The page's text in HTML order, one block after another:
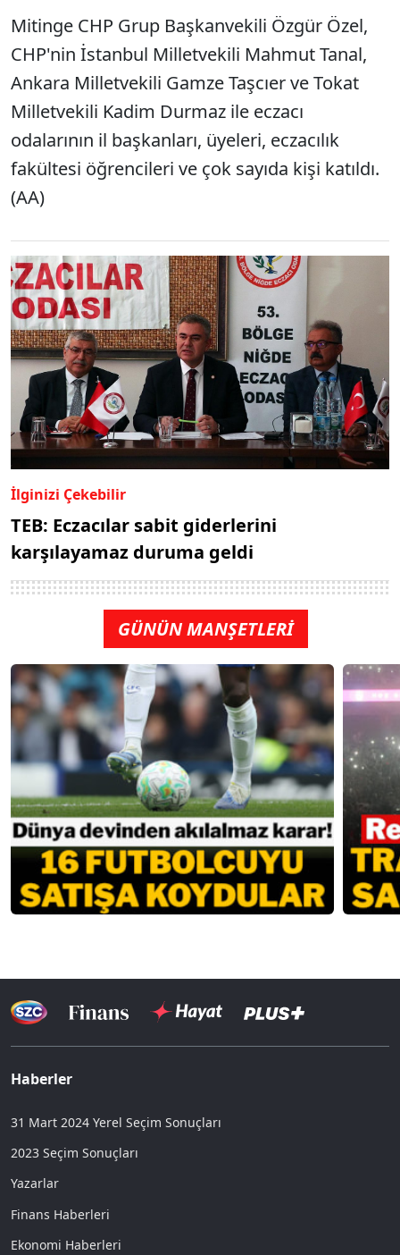
Mitinge CHP Grup Başkanvekili Özgür Özel,
CHP'nin İstanbul Milletvekili Mahmut Tanal,
Ankara Milletvekili Gamze Taşcıer ve Tokat
Milletvekili Kadim Durmaz ile eczacı
odalarının il başkanları, üyeleri, eczacılık
fakültesi öğrencileri ve çok sayıda kişi katıldı.
(AA)
İlginizi Çekebilir
TEB: Eczacılar sabit giderlerini
karşılayamaz duruma geldi
GÜNÜN MANŞETLERİ
Haberler
31 Mart 2024 Yerel Seçim Sonuçları
2023 Seçim Sonuçları
Yazarlar
Finans Haberleri
Ekonomi Haberleri